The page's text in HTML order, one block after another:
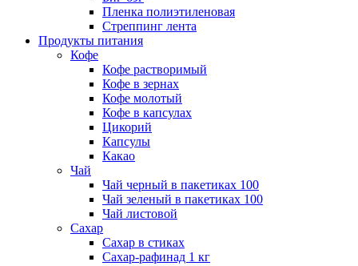
Пленка полиэтиленовая
Стреппинг лента
Продукты питания
Кофе
Кофе растворимый
Кофе в зернах
Кофе молотый
Кофе в капсулах
Цикорий
Капсулы
Какао
Чай
Чай черный в пакетиках 100
Чай зеленый в пакетиках 100
Чай листовой
Сахар
Сахар в стиках
Сахар-рафинад 1 кг